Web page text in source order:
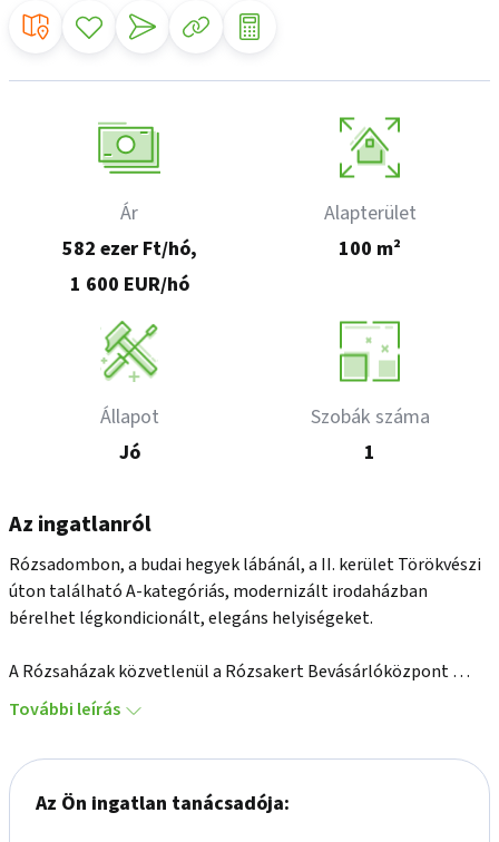
Ár
582 ezer Ft/hó,
1 600 EUR/hó
Alapterület
100 m²
Állapot
Jó
Szobák száma
1
Az ingatlanról
Rózsadombon, a budai hegyek lábánál, a II. kerület Törökvészi
úton található A-kategóriás, modernizált irodaházban
bérelhet légkondicionált, elegáns helyiségeket.
A Rózsaházak közvetlenül a Rózsakert Bevásárlóközpont
mellett helyezkedik el. Az 5 emeletes és földszintes, pincével
Az épület riasztórendszerrel, térfigyelő rendszerrel, kártyás
További leírás
Az Ön ingatlan tanácsadója: